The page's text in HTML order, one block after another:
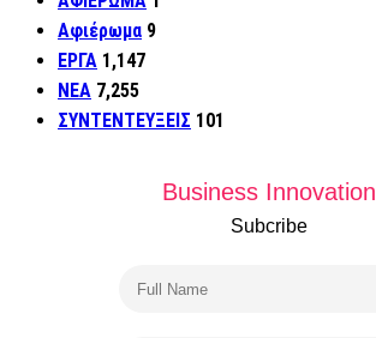
Αφιέρωμα 9
ΕΡΓΑ 1,147
ΝΕΑ 7,255
ΣΥΝΤΕΝΤΕΥΞΕΙΣ 101
Business Innovation
Subcribe